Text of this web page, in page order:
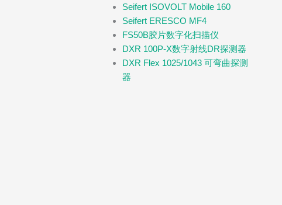
Seifert ISOVOLT Mobile 160
Seifert ERESCO MF4
FS50B胶片数字化扫描仪
DXR 100P-X数字射线DR探测器
DXR Flex 1025/1043 可弯曲探测
器